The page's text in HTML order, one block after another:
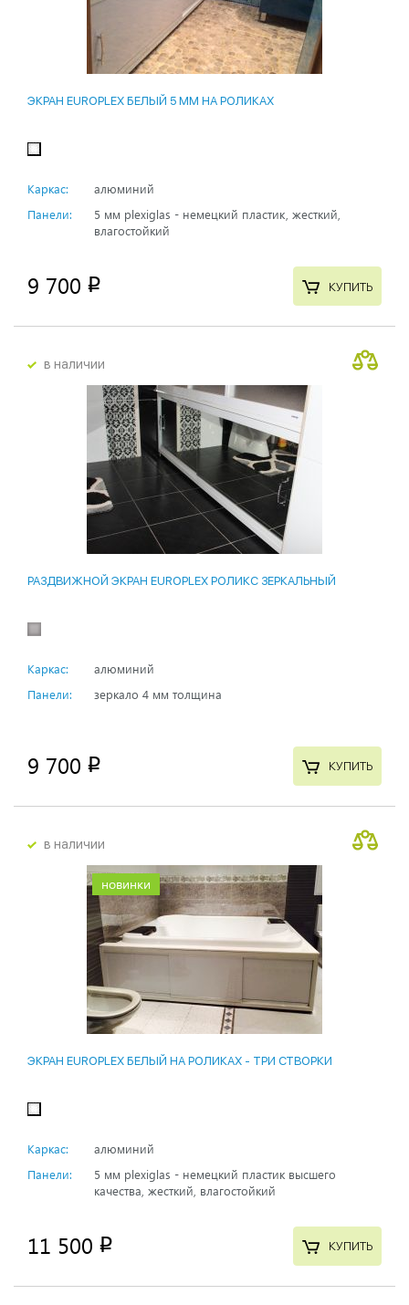
ЭКРАН EUROPLEX БЕЛЫЙ 5 ММ НА РОЛИКАХ
Каркас:
алюминий
Панели:
5 мм plexiglas - немецкий пластик, жесткий,
влагостойкий
9 700 p КУПИТЬ
в наличии
РАЗДВИЖНОЙ ЭКРАН EUROPLEX РОЛИКС ЗЕРКАЛЬНЫЙ
Каркас:
алюминий
Панели:
зеркало 4 мм толщина
9 700 p КУПИТЬ
в наличии
новинки
ЭКРАН EUROPLEX БЕЛЫЙ НА РОЛИКАХ - ТРИ СТВОРКИ
Каркас:
алюминий
Панели:
5 мм plexiglas - немецкий пластик высшего
качества, жесткий, влагостойкий
11 500 p КУПИТЬ